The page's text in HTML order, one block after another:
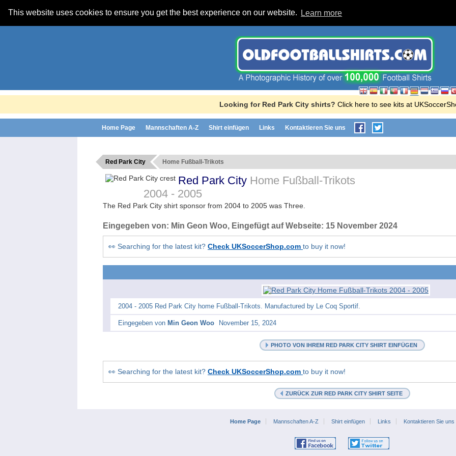
This website uses cookies to ensure you get the best experience on our website. Learn more
Looking for Red Park City shirts? Click here to see kits at
Home Page Mannschaften A-Z Shirt einfügen Links Kontaktieren Sie uns
Red Park City Home Fußball-Trikots
Red Park City Home Fußball-Trikots
2004 - 2005
The Red Park City shirt sponsor from 2004 to 2005 was Three.
Eingegeben von: Min Geon Woo, Eingefügt auf Webseite: 15 November 2024
👀 Searching for the latest kit? Check UKSoccerShop.com to buy it now!
2004 - 2005 Red Park City home Fußball-Trikots. Manufactured by Le Coq Sportif.
Eingegeben von Min Geon Woo November 15, 2024
PHOTO VON IHREM RED PARK CITY SHIRT EINFÜGEN
👀 Searching for the latest kit? Check UKSoccerShop.com to buy it now!
ZURÜCK ZUR RED PARK CITY SHIRT SEITE
Home Page Mannschaften A-Z Shirt einfügen Links Kontaktieren Sie uns